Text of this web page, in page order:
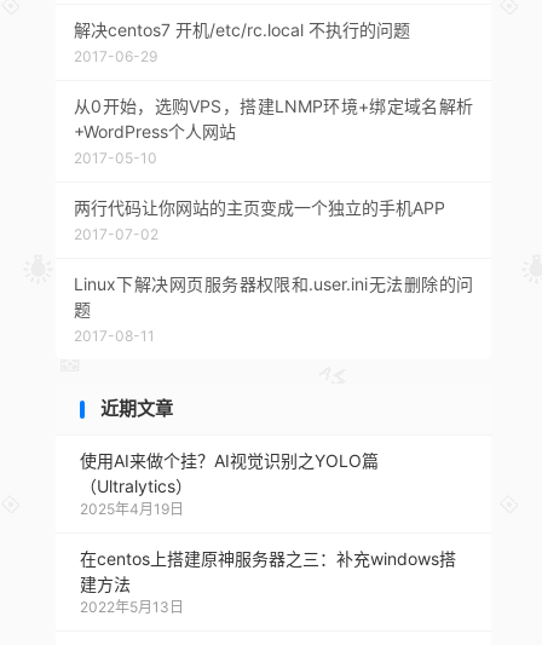
解决centos7 开机/etc/rc.local 不执行的问题
2017-06-29
从0开始，选购VPS，搭建LNMP环境+绑定域名解析
+WordPress个人网站
2017-05-10
两行代码让你网站的主页变成一个独立的手机APP
2017-07-02
Linux下解决网页服务器权限和.user.ini无法删除的问
题
2017-08-11
近期文章
使用AI来做个挂？AI视觉识别之YOLO篇
（Ultralytics）
2025年4月19日
在centos上搭建原神服务器之三：补充windows搭
建方法
2022年5月13日